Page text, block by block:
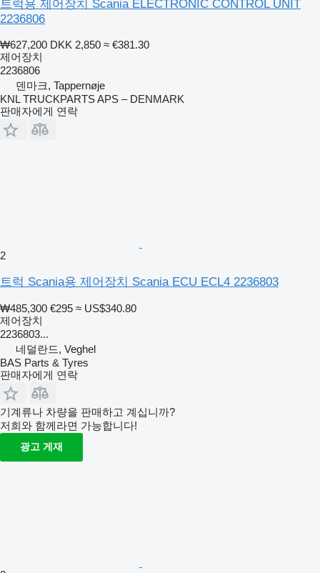
트럭용 제어장치 Scania ELECTRONIC CONTROL UNIT
2236806
₩627,200 DKK 2,850 ≈ €381.30
제어장치
2236806
덴마크, Tappernøje
KNL TRUCKPARTS APS – DENMARK
판매자에게 연락
2
트럭 Scania용 제어장치 Scania ECU ECL4 2236803
₩485,300 €295 ≈ US$340.80
제어장치
2236803...
네덜란드, Veghel
BAS Parts & Tyres
판매자에게 연락
기계류나 차량을 판매하고 계십니까?
저희와 함께라면 가능합니다!
광고 게재